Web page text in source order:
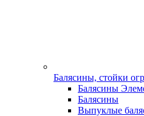
Балясины, стойки
Балясины
Балясины
Выпуклые